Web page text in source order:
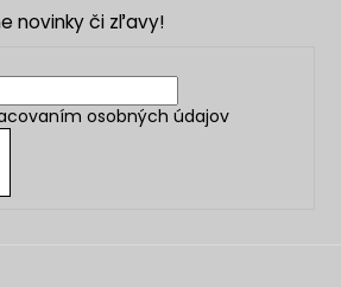
a
i
e
p
novinky či zľavy!
osobných údajov